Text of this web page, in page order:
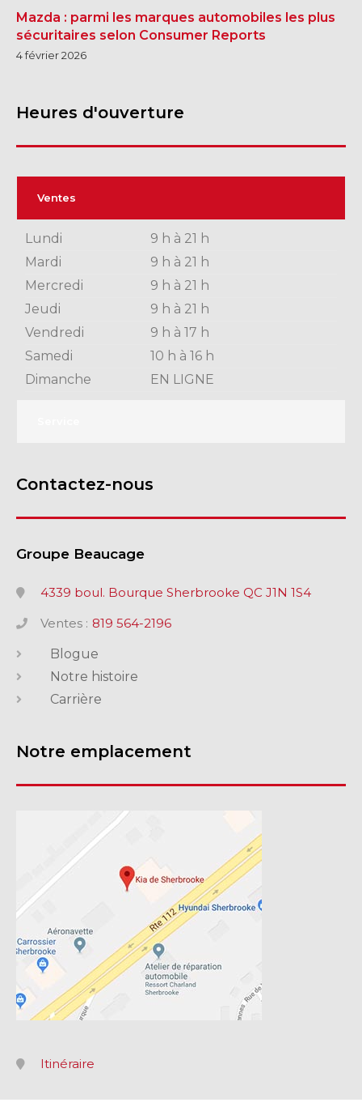
Mazda : parmi les marques automobiles les plus
sécuritaires selon Consumer Reports
4 février 2026
Heures d'ouverture
Ventes
Lundi
9 h à 21 h
Mardi
9 h à 21 h
Mercredi
9 h à 21 h
Jeudi
9 h à 21 h
Vendredi
9 h à 17 h
Samedi
10 h à 16 h
Dimanche
EN LIGNE
Contactez-nous
Groupe Beaucage
4339 boul. Bourque Sherbrooke QC J1N 1S4
Ventes : 819 564-2196
Blogue
Notre histoire
Carrière
Notre emplacement
Itinéraire